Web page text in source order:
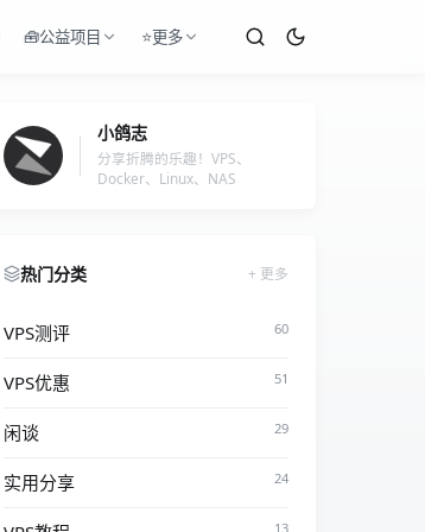
🧰公益项目 ⭐更多
小鸽志
分享折腾的乐趣！VPS、
Docker、Linux、NAS
热门分类 更多
VPS测评 60
VPS优惠 51
闲谈 29
实用分享 24
13